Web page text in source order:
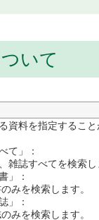
いて
資料を指定すること
て」：
雑誌すべてを検索し
」：
みを検索します。
」：
みを検索します。